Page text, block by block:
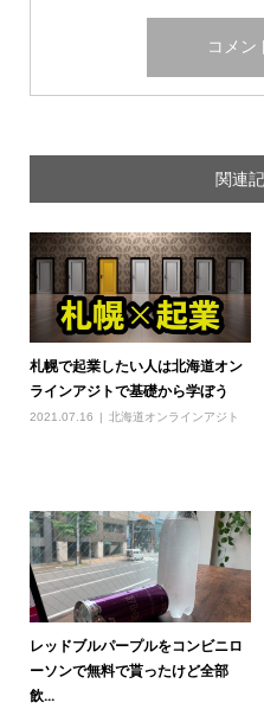
関連
札幌で起業したい人は北海道オン
ラインアジトで基礎から学ぼう
2021.07.16 北海道オンラインアジト
レッドブルパープルをコンビニロ
ーソンで無料で貰ったけど全部
飲...